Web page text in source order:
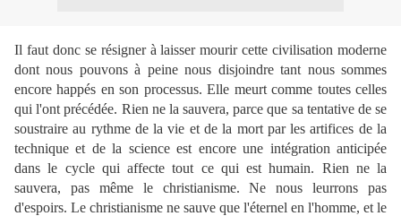
Il faut donc se résigner à laisser mourir cette civilisation moderne
dont nous pouvons à peine nous disjoindre tant nous sommes
encore happés en son processus. Elle meurt comme toutes celles
qui l'ont précédée. Rien ne la sauvera, parce que sa tentative de se
soustraire au rythme de la vie et de la mort par les artifices de la
technique et de la science est encore une intégration anticipée
dans le cycle qui affecte tout ce qui est humain. Rien ne la
sauvera, pas même le christianisme. Ne nous leurrons pas
d'espoirs. Le christianisme ne sauve que l'éternel en l'homme, et le